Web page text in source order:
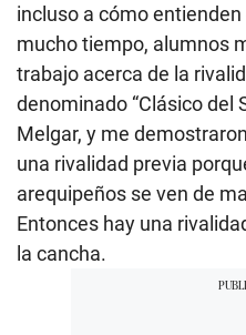
incluso a cómo
mucho tiempo, alumnos
trabajo acerca de la
denominado “Clásico del
Melgar, y me
una rivalidad previa
arequipeños se ven de
Entonces hay una
la cancha.